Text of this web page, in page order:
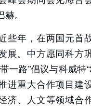
。
些年，在两国元首
展。中方愿同科方
一路”倡议与科威特
进重大合作项目建
济、人文等领域合